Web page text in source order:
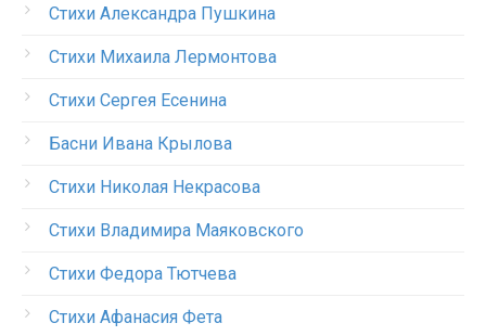
Стихи Александра Пушкина
Стихи Михаила Лермонтова
Стихи Сергея Есенина
Басни Ивана Крылова
Стихи Николая Некрасова
Стихи Владимира Маяковского
Стихи Федора Тютчева
Стихи Афанасия Фета